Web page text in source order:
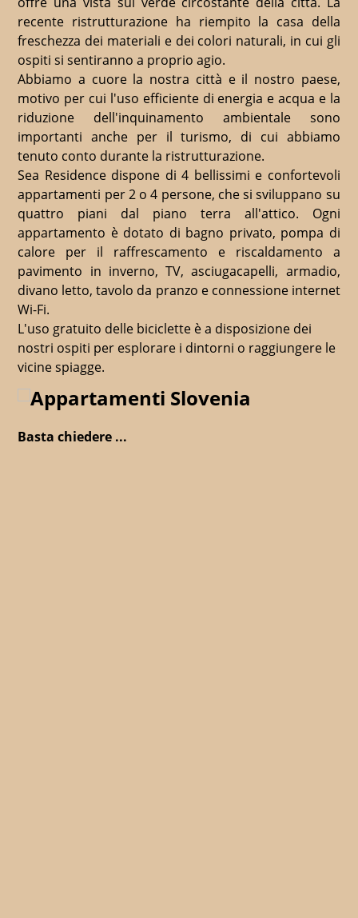
recente ristrutturazione ha riempito la casa della
freschezza dei materiali e dei colori naturali, in cui gli
ospiti si sentiranno a proprio agio.
Abbiamo a cuore la nostra città e il nostro paese,
motivo per cui l'uso efficiente di energia e acqua e la
riduzione dell'inquinamento ambientale sono
importanti anche per il turismo, di cui abbiamo
tenuto conto durante la ristrutturazione.
Sea Residence dispone di 4 bellissimi e confortevoli
appartamenti per 2 o 4 persone, che si sviluppano su
quattro piani dal piano terra all'attico. Ogni
appartamento è dotato di bagno privato, pompa di
calore per il raffrescamento e riscaldamento a
pavimento in inverno, TV, asciugacapelli, armadio,
divano letto, tavolo da pranzo e connessione internet
Wi-Fi.
L'uso gratuito delle biciclette è a disposizione dei
nostri ospiti per esplorare i dintorni o raggiungere le
vicine spiagge.
Basta chiedere ...